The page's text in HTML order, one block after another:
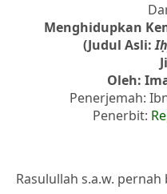
Menghidupkan
(Judul Asli:
Oleh:
Penerjemah:
Penerbit:
Rasulullah s.a.w. pernah